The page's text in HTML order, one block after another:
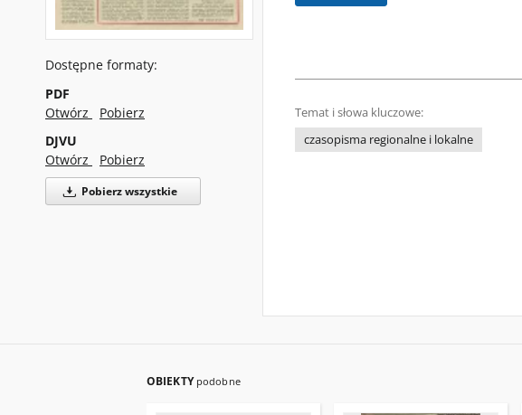
Dostępne formaty:
PDF
Otwórz
Pobierz
DJVU
Otwórz
Pobierz
Pobierz wszystkie
Temat i słowa kluczowe:
czasopisma regionalne i lokalne
OBIEKTY podobne